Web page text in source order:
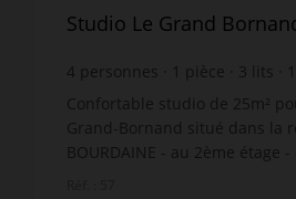
Studio Le Grand
4 personnes pièce 3 lits
Confortable studio de 25m²
Grand-Bornand situé dans la
BOURDAINE - au 2ème étage